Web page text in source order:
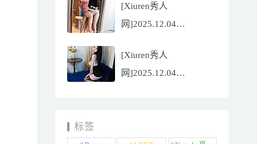
[86P/762.32MB]
[Xiuren秀人
网]2025.12.04
Well11[67P/745.99MB]
[Xiuren秀人
网]2025.12.04
标签